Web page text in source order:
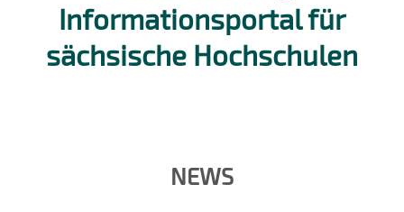
Informationsportal für
sächsische Hochschulen
NEWS